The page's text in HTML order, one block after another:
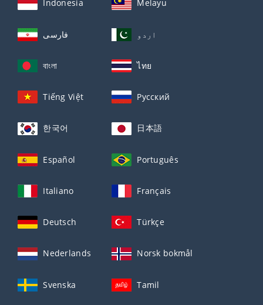
Indonesia Melayu
فارسی اردو
বাংলা ไทย
Tiếng Việt Русский
한국어 日本語
Español Português
Italiano Français
Deutsch Türkçe
Nederlands Norsk bokmål
Svenska Tamil